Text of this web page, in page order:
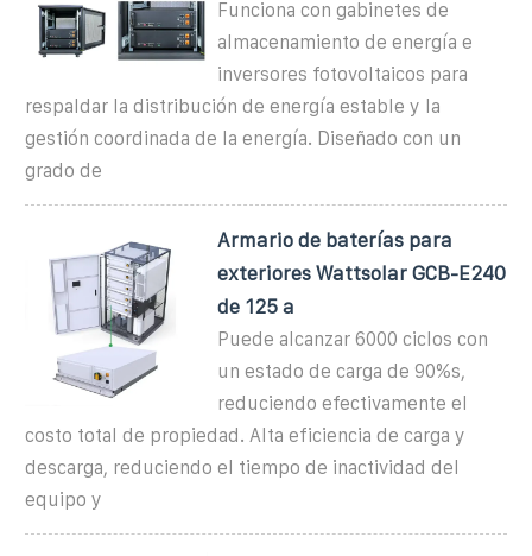
Funciona con gabinetes de
almacenamiento de energía e
inversores fotovoltaicos para
respaldar la distribución de energía estable y la
gestión coordinada de la energía. Diseñado con un
grado de
Armario de baterías para
exteriores Wattsolar GCB-E240
de 125 a
Puede alcanzar 6000 ciclos con
un estado de carga de 90%s,
reduciendo efectivamente el
costo total de propiedad. Alta eficiencia de carga y
descarga, reduciendo el tiempo de inactividad del
equipo y